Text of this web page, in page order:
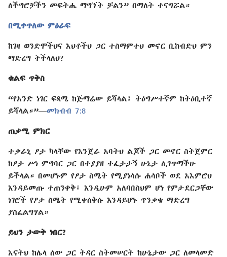
ለችግሮቻችን መፍትሔ ማግኘት ቻልን” በማለት ተናግሯል።
በሚቀጥለው ምዕራፍ
ከገዛ ወንድሞችህና እህቶችህ ጋር ተስማምተህ መኖር ቢከብድህ ምን
ማድረግ ትችላለህ?
ቁልፍ ጥቅስ
“የአንድ ነገር ፍጻሜ ከጅማሬው ይሻላል፤ ትዕግሥተኛም ከትዕቢተኛ
ይሻላል።”—መክብብ 7:8
ጠቃሚ ምክር
ተቃራኒ ፆታ ካላቸው የእንጀራ አባትህ ልጆች ጋር መኖር ስትጀምር
ከፆታ ሥነ ምግባር ጋር በተያያዘ ተፈታታኝ ሁኔታ ሊገጥማችሁ
ይችላል። በመሆኑም የፆታ ስሜት የሚያነሳሱ ሐሳቦች ወደ አእምሮህ
እንዳይመጡ ተጠንቀቅ፤ እንዲሁም አለባበስህም ሆነ የምታደርጋቸው
ነገሮች የፆታ ስሜት የሚቀሰቅሱ እንዳይሆኑ ጥንቃቄ ማድረግ
ያስፈልግሃል።
ይህን ታውቅ ነበር?
እናትህ ከሌላ ሰው ጋር ትዳር ስትመሠርት ከሁኔታው ጋር ለመላመድ